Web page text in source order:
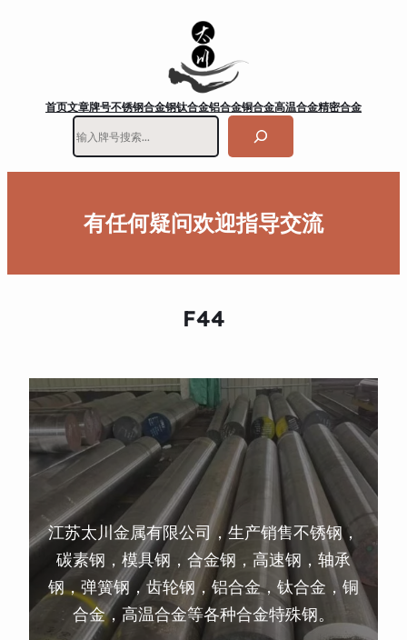
首页文章牌号不锈钢合金钢钛合金铝合金铜合金高温合金精密合金
有任何疑问欢迎指导交流
F44
江苏太川金属有限公司，生产销售不锈钢，
碳素钢，模具钢，合金钢，高速钢，轴承
钢，弹簧钢，齿轮钢，铝合金，钛合金，铜
合金，高温合金等各种合金特殊钢。